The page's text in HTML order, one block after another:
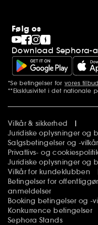
Følg os
Download Sephora-
Yderligere
*Se betingelser for vores tilbud
**Eksklusivitet i det nationale
Vilkår & sikkerhed
Juridiske oplysninger og
Salgsbetingelser og -vilkår
Privatlivs- og
Juridiske oplysninger og
Vilkår for kundeklubben
Betingelser for
anmeldelser
Booking betingelser og -
Konkurrence betingelser
Sephora Stands